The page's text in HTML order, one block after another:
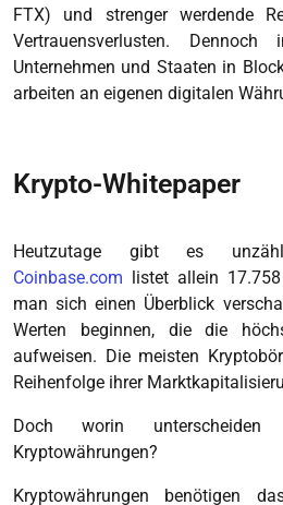
FTX) und strenger werdende
Vertrauensverlusten.
Unternehmen und Staaten in
arbeiten an eigenen digitalen
Krypto-Whitepaper
Heutzutage gibt es
Coinbase.com listet allein
man sich einen Überblick
Werten beginnen, die die
aufweisen. Die meisten
Reihenfolge ihrer
Doch worin
Kryptowährungen?
Kryptowährungen benötigen